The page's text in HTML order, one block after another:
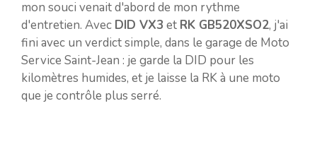
mon souci venait d'abord de mon rythme
d'entretien. Avec DID VX3 et RK GB520XSO2, j'ai
fini avec un verdict simple, dans le garage de Moto
Service Saint-Jean : je garde la DID pour les
kilomètres humides, et je laisse la RK à une moto
que je contrôle plus serré.